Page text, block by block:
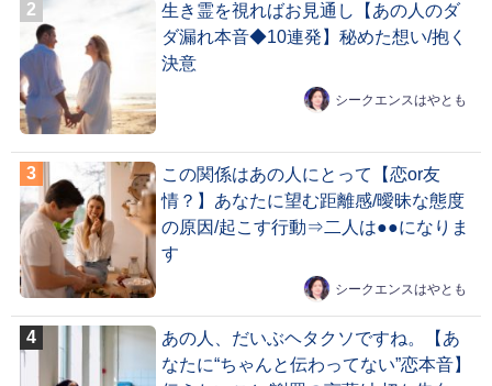
生き霊を視ればお見通し【あの人のダ
ダ漏れ本音◆10連発】秘めた想い/抱く
決意
シークエンスはやとも
この関係はあの人にとって【恋or友
情？】あなたに望む距離感/曖昧な態度
の原因/起こす行動⇒二人は●●になりま
す
シークエンスはやとも
あの人、だいぶヘタクソですね。【あ
なたに“ちゃんと伝わってない”恋本音】